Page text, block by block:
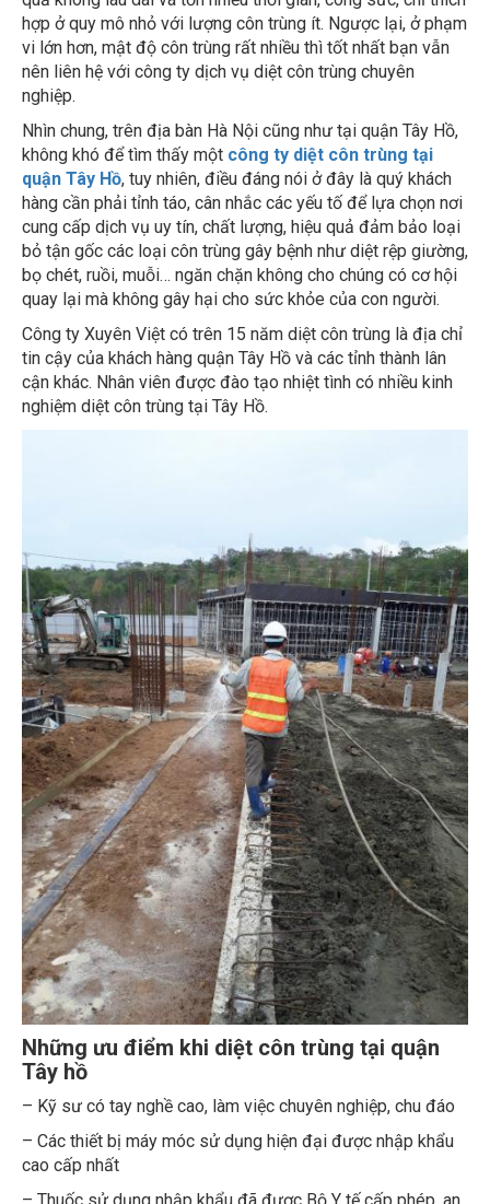
hợp ở quy mô nhỏ với lượng côn trùng ít. Ngược lại, ở phạm
vi lớn hơn, mật độ côn trùng rất nhiều thì tốt nhất bạn vẫn
nên liên hệ với công ty dịch vụ diệt côn trùng chuyên
nghiệp.
Nhìn chung, trên địa bàn Hà Nội cũng như tại quận Tây Hồ,
không khó để tìm thấy một công ty diệt côn trùng tại
quận Tây Hồ, tuy nhiên, điều đáng nói ở đây là quý khách
hàng cần phải tỉnh táo, cân nhắc các yếu tố để lựa chọn nơi
cung cấp dịch vụ uy tín, chất lượng, hiệu quả đảm bảo loại
bỏ tận gốc các loại côn trùng gây bệnh như diệt rệp giường,
bọ chét, ruồi, muỗi… ngăn chặn không cho chúng có cơ hội
quay lại mà không gây hại cho sức khỏe của con người.
Công ty Xuyên Việt có trên 15 năm diệt côn trùng là địa chỉ
tin cậy của khách hàng quận Tây Hồ và các tỉnh thành lân
cận khác. Nhân viên được đào tạo nhiệt tình có nhiều kinh
nghiệm diệt côn trùng tại Tây Hồ.
Những ưu điểm khi diệt côn trùng tại quận
Tây hồ
– Kỹ sư có tay nghề cao, làm việc chuyên nghiệp, chu đáo
– Các thiết bị máy móc sử dụng hiện đại được nhập khẩu
cao cấp nhất
– Thuốc sử dụng nhập khẩu đã được Bộ Y tế cấp phép, an